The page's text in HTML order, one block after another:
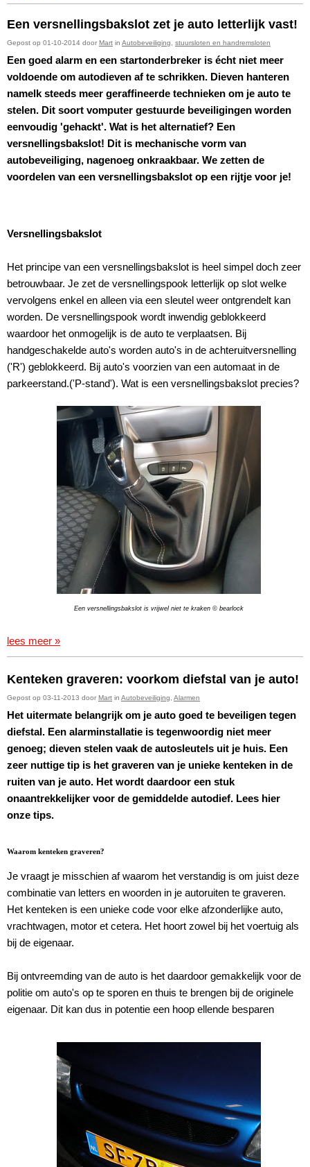
Een versnellingsbakslot zet je auto letterlijk vast!
Gepost op 01-10-2014 door Mart in Autobeveiliging stuursloten en handremsloten
Een goed alarm en een startonderbreker is écht niet meer
voldoende om autodieven af te schrikken. Dieven hanteren
namelk steeds meer geraffineerde technieken om je auto te
stelen. Dit soort vomputer gestuurde beveiligingen worden
eenvoudig 'gehackt'. Wat is het alternatief? Een
versnellingsbakslot! Dit is mechanische vorm van
autobeveiliging, nagenoeg onkraakbaar. We zetten de
voordelen van een versnellingsbakslot op een rijtje voor je!
Versnellingsbakslot
Het principe van een versnellingsbakslot is heel simpel doch zeer
betrouwbaar. Je zet de versnellingspook letterlijk op slot welke
vervolgens enkel en alleen via een sleutel weer ontgrendelt kan
worden. De versnellingspook wordt inwendig geblokkeerd
waardoor het onmogelijk is de auto te verplaatsen. Bij
handgeschakelde auto's worden auto's in de achteruitversnelling
('R') geblokkeerd. Bij auto's voorzien van een automaat in de
parkeerstand.('P-stand'). Wat is een versnellingsbakslot precies?
Een versnellingsbakslot is vrijwel niet te kraken © bearlock
lees meer »
Kenteken graveren: voorkom diefstal van je auto!
Gepost op 03-11-2013 door Mart in Autobeveiliging Alarmen
Het uitermate belangrijk om je auto goed te beveiligen tegen
diefstal. Een alarminstallatie is tegenwoordig niet meer
genoeg; dieven stelen vaak de autosleutels uit je huis. Een
zeer nuttige tip is het graveren van je unieke kenteken in de
ruiten van je auto. Het wordt daardoor een stuk
onaantrekkelijker voor de gemiddelde autodief. Lees hier
onze tips.
Waarom kenteken graveren?
Je vraagt je misschien af waarom het verstandig is om juist deze
combinatie van letters en woorden in je autoruiten te graveren.
Het kenteken is een unieke code voor elke afzonderlijke auto,
vrachtwagen, motor et cetera. Het hoort zowel bij het voertuig als
bij de eigenaar.
Bij ontvreemding van de auto is het daardoor gemakkelijk voor de
politie om auto's op te sporen en thuis te brengen bij de originele
eigenaar. Dit kan dus in potentie een hoop ellende besparen